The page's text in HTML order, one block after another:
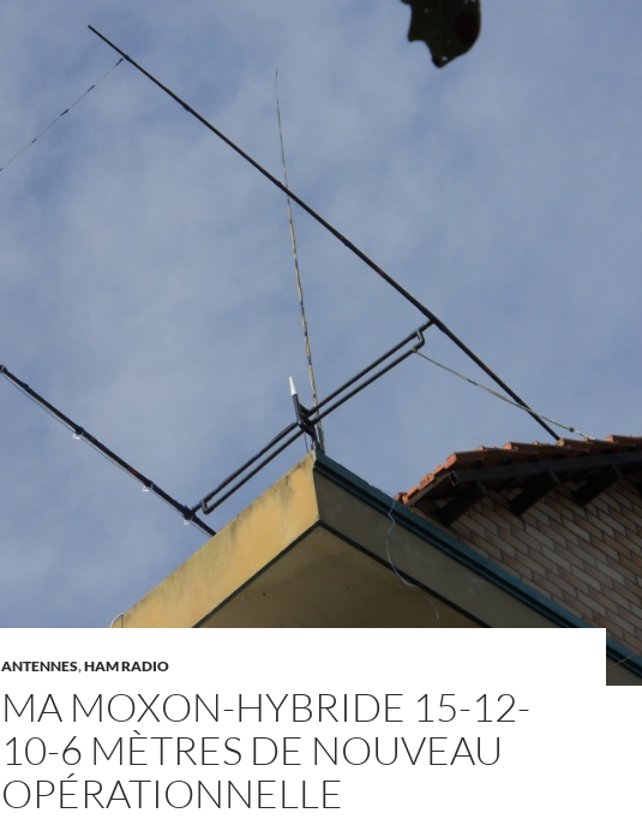
ANTENNES,HAM RADIO
MA MOXON-HYBRIDE 15-12-
10-6 MÈTRES DE NOUVEAU
OPÉRATIONNELLE